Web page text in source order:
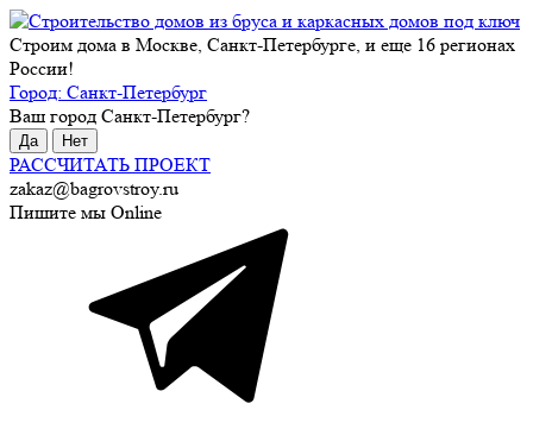
Строим дома в Москве, Санкт-Петербурге, и еще 16 регионах
России!
Город: Санкт-Петербург
Ваш город Санкт-Петербург?
Да Нет
РАССЧИТАТЬ ПРОЕКТ
zakaz@bagrovstroy.ru
Пишите мы Online